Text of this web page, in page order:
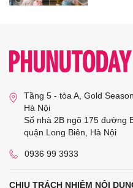
Tầng 5 - tòa A, Gold
Hà Nội
Số nhà 2B ngõ 175 đường
quận Long Biên, Hà Nội
0936 99 3933
CHỊU TRÁCH NHIỆM NỘI